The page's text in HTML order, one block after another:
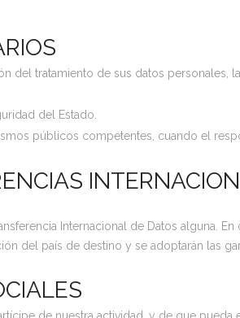
del tratamiento de sus datos personales,
del Estado.
públicos competentes, cuando el
Internacional de Datos alguna.
del país de destino y se adoptarán las